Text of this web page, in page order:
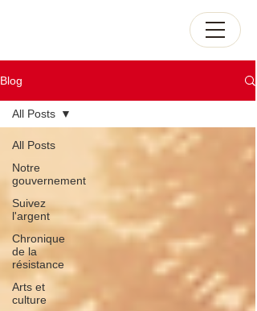
Blog
All Posts
Notre
gouvernement
Suivez
l'argent
Chronique
de la
résistance
Arts et
culture
All Posts